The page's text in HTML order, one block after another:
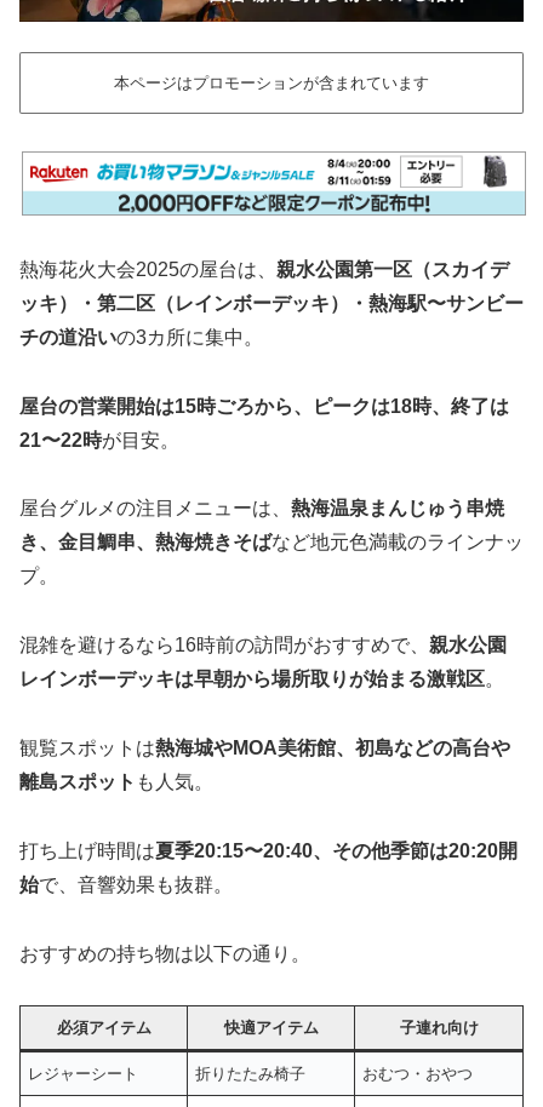
本ページはプロモーションが含まれています
熱海花火大会2025の屋台は、 親水公園第一区（スカイデ
ッキ）・第二区（レインボーデッキ）・熱海駅〜サンビー
チの道沿いの3カ所に集中。
屋台の営業開始は15時ごろから、ピークは18時、終了は
21〜22時が目安。
屋台グルメの注目メニューは、 熱海温泉まんじゅう串焼
き、金目鯛串、熱海焼きそばなど地元色満載のラインナッ
プ。
混雑を避けるなら16時前の訪問がおすすめで、 親水公園
レインボーデッキは早朝から場所取りが始まる激戦区。
観覧スポットは熱海城やMOA美術館、初島などの高台や
離島スポット も人気。
打ち上げ時間は夏季20:15〜20:40、その他季節は20:20開
始で、音響効果も抜群。
おすすめの持ち物は以下の通り。
必須アイテム 快適アイテム 子連れ向け
レジャーシート 折りたたみ椅子 おむつ・おやつ